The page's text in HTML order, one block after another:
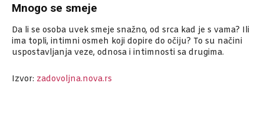
Mnogo se smeje
Da li se osoba uvek smeje snažno, od srca kad je s vama? Ili
ima topli, intimni osmeh koji dopire do očiju? To su načini
uspostavljanja veze, odnosa i intimnosti sa drugima.
Izvor: zadovoljna.nova.rs